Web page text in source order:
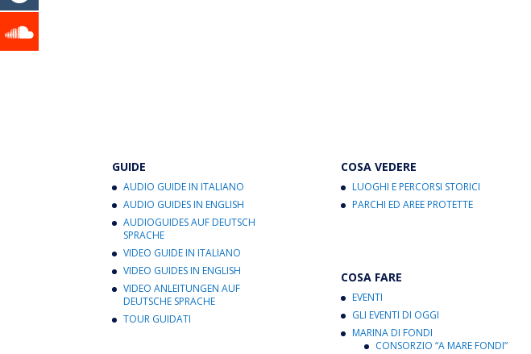
GUIDE
AUDIO GUIDE IN ITALIANO
AUDIO GUIDES IN ENGLISH
AUDIOGUIDES AUF DEUTSCH
SPRACHE
VIDEO GUIDE IN ITALIANO
VIDEO GUIDES IN ENGLISH
VIDEO ANLEITUNGEN AUF
DEUTSCHE SPRACHE
TOUR GUIDATI
COSA VEDERE
LUOGHI E PERCORSI STORICI
PARCHI ED AREE PROTETTE
COSA FARE
EVENTI
GLI EVENTI DI OGGI
MARINA DI FONDI
CONSORZIO “A MARE FONDI”